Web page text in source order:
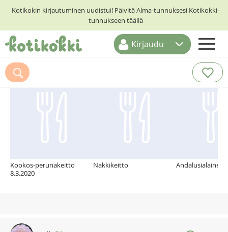
Kotikokin kirjautuminen uudistui! Päivitä Alma-tunnuksesi Kotikokki-
tunnukseen täällä
ETUSIVU
RESEPTIHAKU
Kirjaudu
Suosittelemme myös
Kookos-perunakeitto
8.3.2020
Nakkikeitto Andalusialainen